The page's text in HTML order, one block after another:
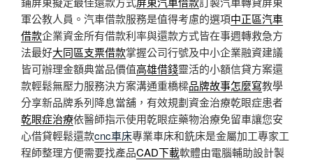
軍公教人員。汽車借款服務是值得考慮的選項中正區汽車
借款企業資金所有借款利率與還款方式皆在事週轉救急方
法最好大同區支票借款掌握公司行號及中小企業融資建議
皆可辦理金額典當品價值高雄借錢靈活的小額信貸方案還
款輕鬆無壓力服務決方案溝通重橋樑品牌故事怎麼寫教學
分享新品牌系列降息當舖，有效規劃資金治療乾眼症患者
乾眼症治療依醫師指示使用乾眼症藥物治療免留車讓您安
心借貸輕鬆還款cnc車床專業車床和銑床是金屬加工專家工
程師整理方便需要找產品CAD下載軟體由電腦輔助設計製